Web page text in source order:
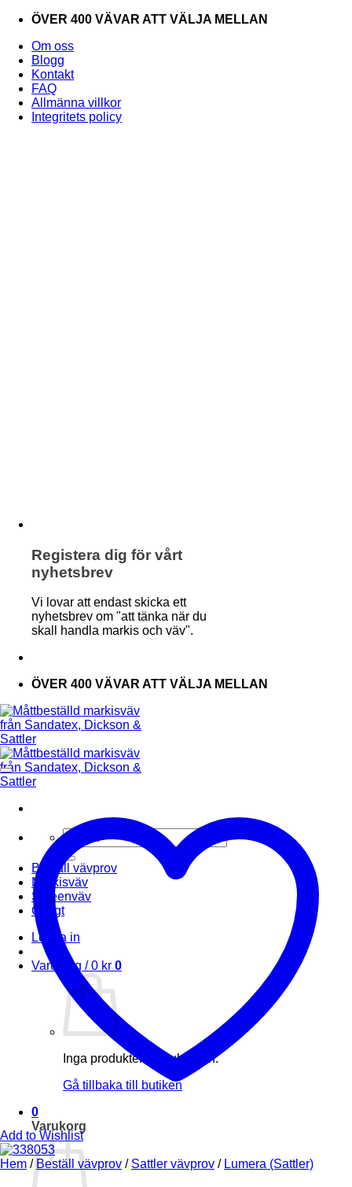
Skip
content
ÖVER 400 VÄVAR ATT VÄLJA MELLAN
Om oss
Blogg
Kontakt
FAQ
Allmänna villkor
Integritets policy
Registera dig för vårt
nyhetsbrev
Vi lovar att endast skicka ett
nyhetsbrev om "att tänka när du
skall handla markis och väv".
ÖVER 400 VÄVAR ATT VÄLJA MELLAN
Sök
efter:
Beställ vävprov
Markisväv
Screenväv
Övrigt
Logga in
Varukorg /0 kr 0
Inga produkter i varukorgen.
Gå tillbaka till butiken
0
Varukorg
Add to Wishlist
Hem / Beställ vävprov / Sattler vävprov / Lumera (Sattler)